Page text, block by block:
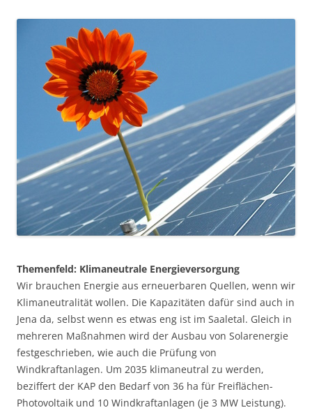
Themenfeld: Klimaneutrale Energieversorgung
Wir brauchen Energie aus erneuerbaren Quellen, wenn wir
Klimaneutralität wollen. Die Kapazitäten dafür sind auch in
Jena da, selbst wenn es etwas eng ist im Saaletal. Gleich in
mehreren Maßnahmen wird der Ausbau von Solarenergie
festgeschrieben, wie auch die Prüfung von
Windkraftanlagen. Um 2035 klimaneutral zu werden,
beziffert der KAP den Bedarf von 36 ha für Freiflächen-
Photovoltaik und 10 Windkraftanlagen (je 3 MW Leistung).